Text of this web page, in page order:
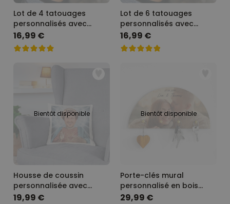
Lot de 4 tatouages
personnalisés avec
visage et bannière
16,99 €
Lot de 6 tatouages
personnalisés avec
visage et texte
16,99 €
Bientôt disponible
Housse de coussin
personnalisée avec
auréole et visage
19,99 €
Bientôt disponible
Porte-clés mural
personnalisé en bois
avec photo et texte
29,99 €